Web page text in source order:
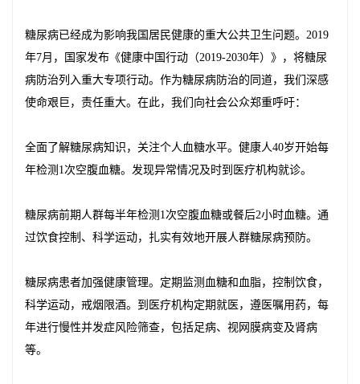
糖尿病已经成为影响我国居民健康的重大公共卫生问题。2019
年7月，国家发布《健康中国行动（2019-2030年）》，将糖尿
病防治列入重大专项行动。作为糖尿病防治的同道，我们深感
使命艰巨，责任重大。在此，我们向社会公众郑重呼吁：
全面了解糖尿病知识，关注个人血糖水平。健康人40岁开始每
年检测1次空腹血糖。发现异常情况及时到医疗机构就诊。
糖尿病前期人群每半年检测1次空腹血糖或餐后2小时血糖。通
过饮食控制、科学运动，扎实有效地开展人群糖尿病预防。
糖尿病患者加强健康管理。定期监测血糖和血脂，控制饮食，
科学运动，戒烟限酒。到医疗机构定期就医，遵医嘱用药，每
年进行慢性并发症风险筛查，包括足病、视网膜病变及肾病
等。